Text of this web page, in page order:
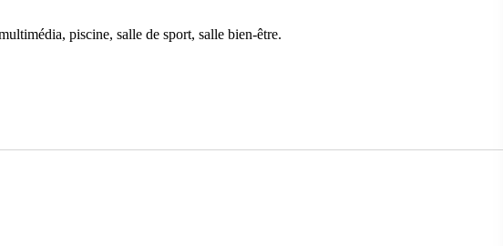
piscine, salle de sport, salle bien-être.